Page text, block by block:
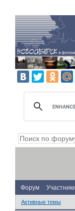
Форум Участники
Активные темы